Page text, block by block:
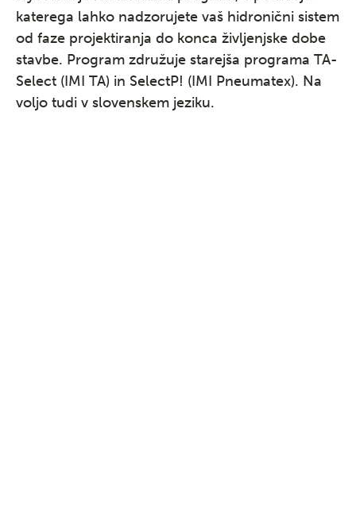
katerega lahko nadzorujete vaš hidronični sistem
od faze projektiranja do konca življenjske dobe
stavbe. Program združuje starejša programa TA-
Select (IMI TA) in SelectP! (IMI Pneumatex). Na
voljo tudi v slovenskem jeziku.